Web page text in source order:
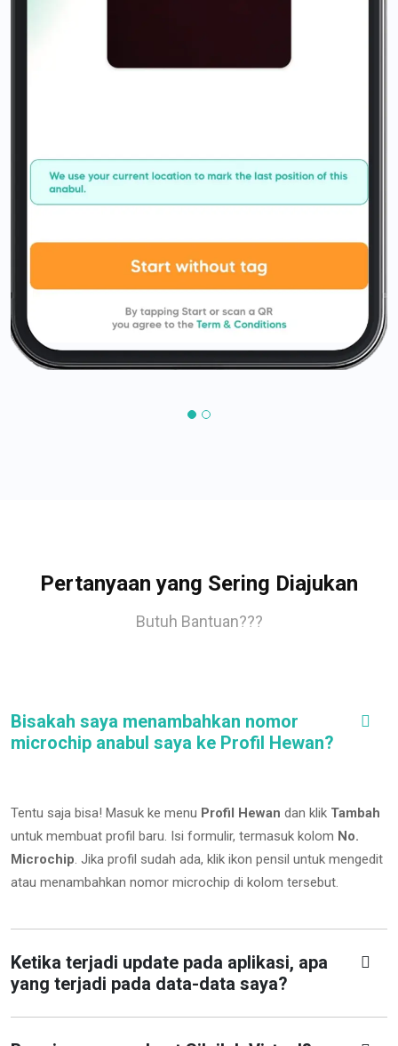
Pertanyaan yang Sering Diajukan
Butuh Bantuan???
Bisakah saya menambahkan nomor
microchip anabul saya ke Profil Hewan?
Tentu saja bisa! Masuk ke menu Profil Hewan dan klik Tambah
untuk membuat profil baru. Isi formulir, termasuk kolom No.
Microchip. Jika profil sudah ada, klik ikon pensil untuk mengedit
atau menambahkan nomor microchip di kolom tersebut.
Ketika terjadi update pada aplikasi, apa
yang terjadi pada data-data saya?